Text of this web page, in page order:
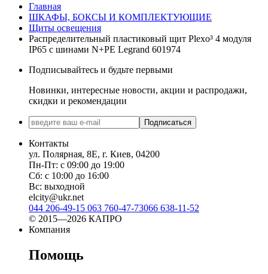
Главная
ШКАФЫ, БОКСЫ И КОМПЛЕКТУЮЩИЕ
Щиты освещения
Распределительный пластиковый щит Plexo³ 4 модуля
IP65 с шинами N+PE Legrand 601974
Подписывайтесь и будьте первыми
Новинки, интересные новости, акции и распродажи,
скидки и рекомендации
Подписаться
Контакты
ул. Полярная, 8Е, г. Киев, 04200
Пн-Пт: с 09:00 до 19:00
Сб: с 10:00 до 16:00
Вс: выходной
elcity@ukr.net
044 206-49-15 063 760-47-73066 638-11-52
© 2015—2026 КАПРО
Компания
Помощь